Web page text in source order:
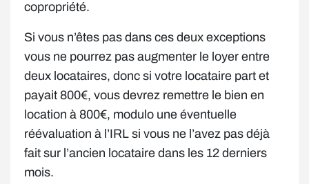
copropriété.
Si vous n’êtes pas dans ces deux exceptions
vous ne pourrez pas augmenter le loyer entre
deux locataires, donc si votre locataire part et
payait 800€, vous devrez remettre le bien en
location à 800€, modulo une éventuelle
réévaluation à l’IRL si vous ne l’avez pas déjà
fait sur l’ancien locataire dans les 12 derniers
mois.